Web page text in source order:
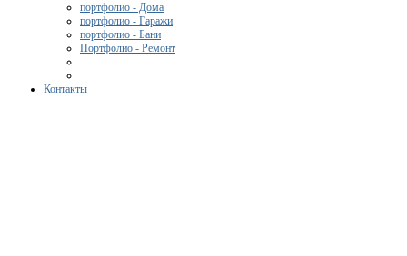
портфолио - Дома
портфолио - Гаражи
портфолио - Бани
Портфолио - Ремонт
Контакты